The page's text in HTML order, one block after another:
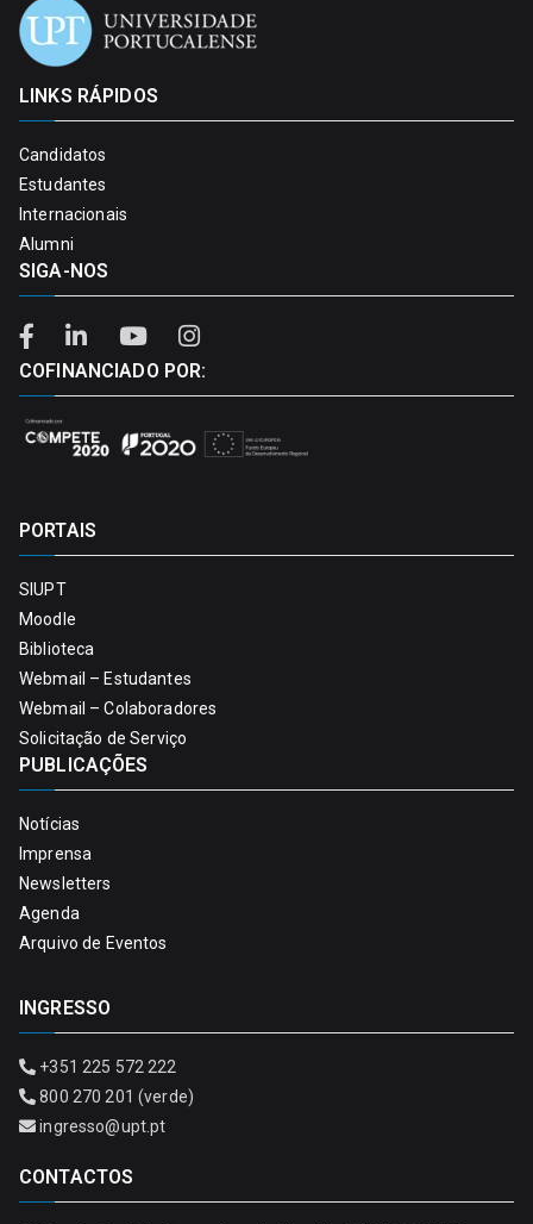
LINKS RÁPIDOS
Candidatos
Estudantes
Internacionais
Alumni
SIGA-NOS
COFINANCIADO POR:
PORTAIS
SIUPT
Moodle
Biblioteca
Webmail – Estudantes
Webmail – Colaboradores
Solicitação de Serviço
PUBLICAÇÕES
Notícias
Imprensa
Newsletters
Agenda
Arquivo de Eventos
INGRESSO
+351 225 572 222
800 270 201 (verde)
ingresso@upt.pt
CONTACTOS